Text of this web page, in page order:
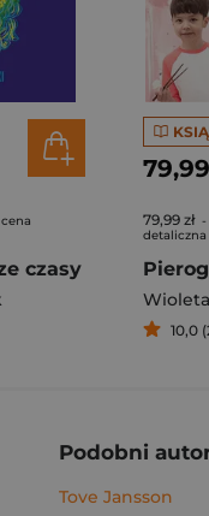
czasy
79,99 zł -
detaliczna
10,0
Podobni
Tove Jansson